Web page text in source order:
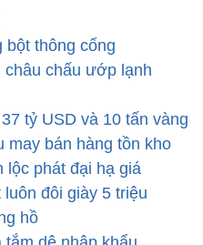
bột thông cống
chấu ướp lạnh
tỷ USD và 10 tấn vàng
may bán hàng tồn kho
lộc phát đại hạ giá
đôi giày 5 triệu
hồ